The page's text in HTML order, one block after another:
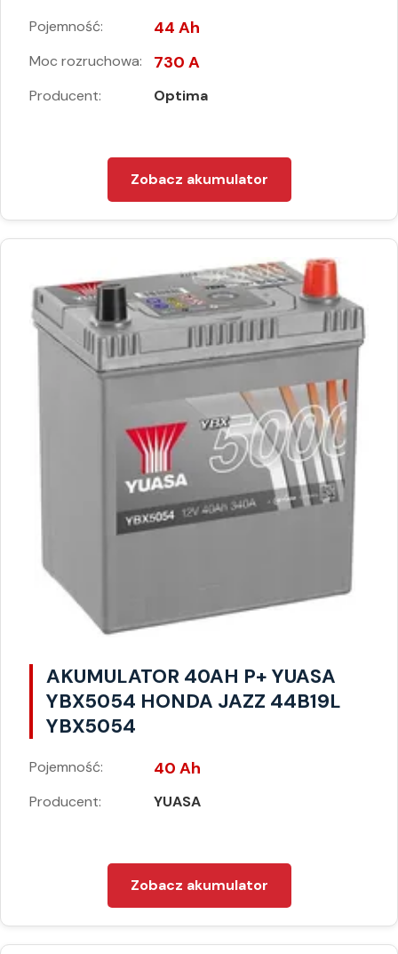
Pojemność: 44 Ah
Moc rozruchowa: 730 A
Producent: Optima
Zobacz akumulator
AKUMULATOR 40AH P+ YUASA
YBX5054 HONDA JAZZ 44B19L
YBX5054
Pojemność: 40 Ah
Producent: YUASA
Zobacz akumulator